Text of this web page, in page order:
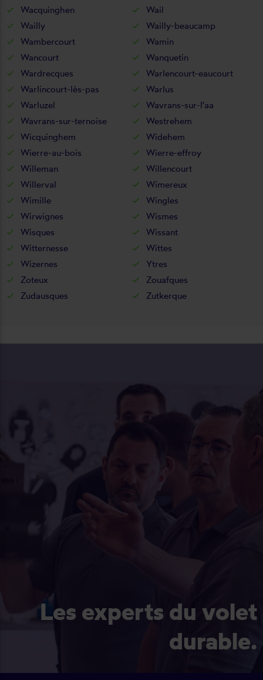
Wacquinghen
Wail
Wailly
Wailly-beaucamp
Wambercourt
Wamin
Wancourt
Wanquetin
Wardrecques
Warlencourt-eaucourt
Warlincourt-lès-pas
Warlus
Warluzel
Wavrans-sur-l'aa
Wavrans-sur-ternoise
Westrehem
Wicquinghem
Widehem
Wierre-au-bois
Wierre-effroy
Willeman
Willencourt
Willerval
Wimereux
Wimille
Wingles
Wirwignes
Wismes
Wisques
Wissant
Witternesse
Wittes
Wizernes
Ytres
Zoteux
Zouafques
Zudausques
Zutkerque
Les experts du volet
durable.